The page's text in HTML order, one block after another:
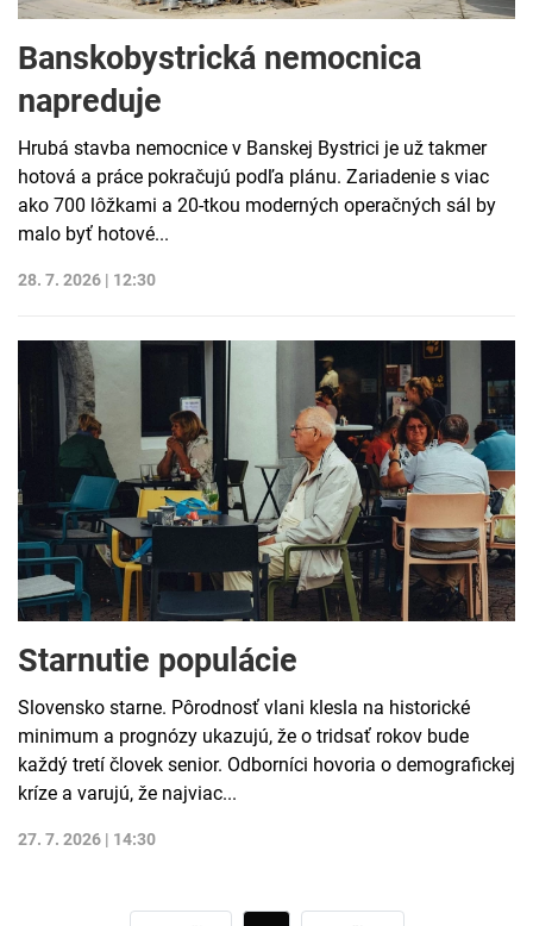
Banskobystrická nemocnica
napreduje
Hrubá stavba nemocnice v Banskej Bystrici je už takmer
hotová a práce pokračujú podľa plánu. Zariadenie s viac
ako 700 lôžkami a 20-tkou moderných operačných sál by
malo byť hotové...
28. 7. 2026 | 12:30
Starnutie populácie
Slovensko starne. Pôrodnosť vlani klesla na historické
minimum a prognózy ukazujú, že o tridsať rokov bude
každý tretí človek senior. Odborníci hovoria o demografickej
kríze a varujú, že najviac...
27. 7. 2026 | 14:30